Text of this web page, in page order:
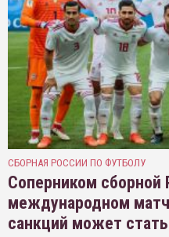
СБОРНАЯ РОССИИ ПО ФУТБОЛУ
Соперником сборной
международном
санкций может